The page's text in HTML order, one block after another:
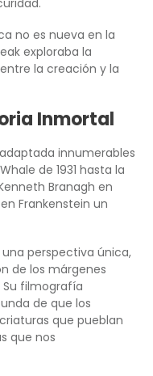
no es nueva en la
exploraba la
la creación y la
Inmortal
innumerables
de 1931 hasta la
Branagh en
Frankenstein un
perspectiva única,
de los márgenes
filmografía
de que los
que pueblan
que nos